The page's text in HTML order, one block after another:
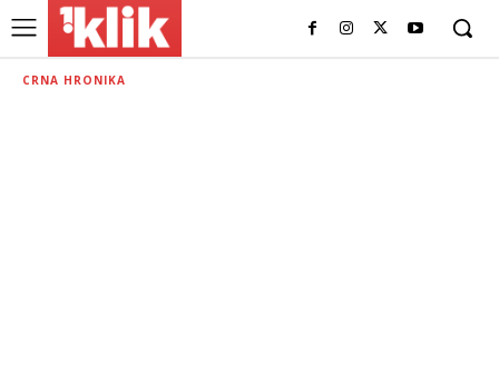
CRNA HRONIKA